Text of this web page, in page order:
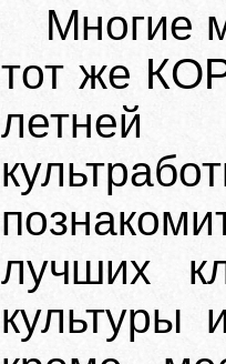
Многие
тот же
летней
лучших
культуры